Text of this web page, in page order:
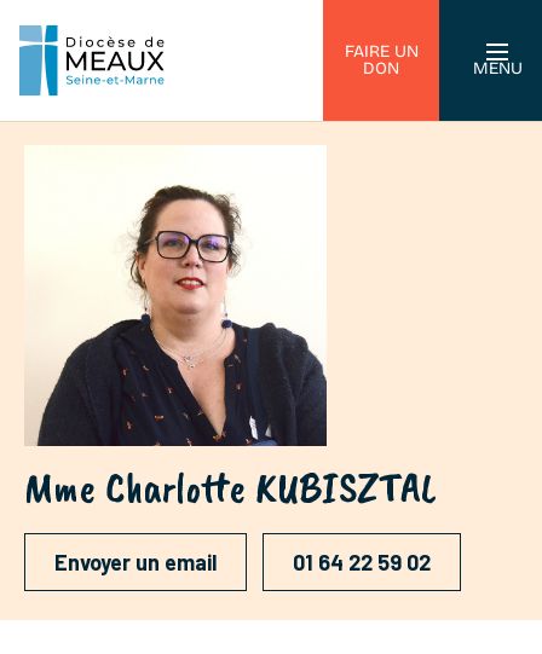
FAIRE UN
DON
MENU
Mme Charlotte KUBISZTAL
Envoyer un email 01 64 22 59 02